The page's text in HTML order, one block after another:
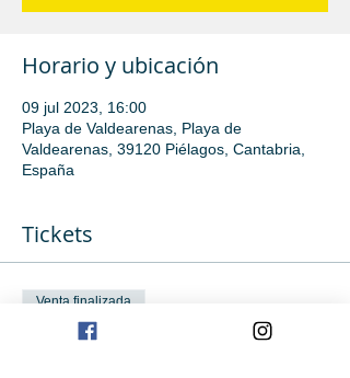
Horario y ubicación
09 jul 2023, 16:00
Playa de Valdearenas, Playa de
Valdearenas, 39120 Piélagos, Cantabria,
España
Tickets
Venta finalizada
Tipo de entrada